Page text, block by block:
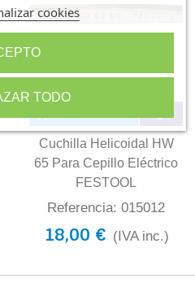
Cuchilla Helicoidal HW
65 Para Cepillo Eléctrico
FESTOOL
Referencia: 015012
18,00 € (IVA inc.)
cookies
TODO